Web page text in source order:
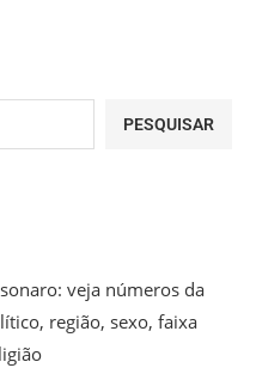
PESQUISAR
veja números da
região, sexo, faixa